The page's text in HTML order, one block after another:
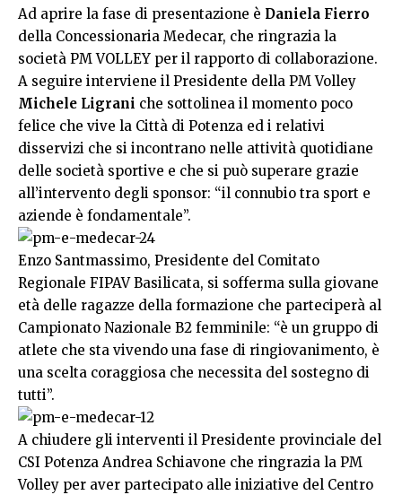
Ad aprire la fase di presentazione è Daniela Fierro
della Concessionaria Medecar, che ringrazia la
società PM VOLLEY per il rapporto di collaborazione.
A seguire interviene il Presidente della PM Volley
Michele Ligrani che sottolinea il momento poco
felice che vive la Città di Potenza ed i relativi
disservizi che si incontrano nelle attività quotidiane
delle società sportive e che si può superare grazie
all’intervento degli sponsor: “il connubio tra sport e
aziende è fondamentale”.
Enzo Santmassimo, Presidente del Comitato
Regionale FIPAV Basilicata, si sofferma sulla giovane
età delle ragazze della formazione che parteciperà al
Campionato Nazionale B2 femminile: “è un gruppo di
atlete che sta vivendo una fase di ringiovanimento, è
una scelta coraggiosa che necessita del sostegno di
tutti”.
A chiudere gli interventi il Presidente provinciale del
CSI Potenza Andrea Schiavone che ringrazia la PM
Volley per aver partecipato alle iniziative del Centro